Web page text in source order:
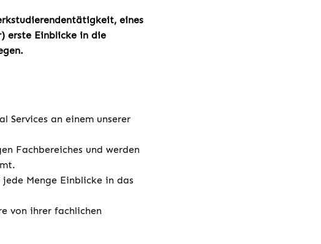
eines
erste Einblicke in die
Services an einem unserer
Fachbereiches und werden
Menge Einblicke in das
von ihrer fachlichen